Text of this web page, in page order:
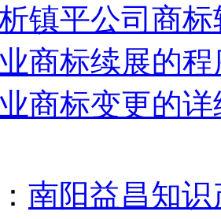
镇平公司商
商标续展的
商标变更的
南阳益昌知